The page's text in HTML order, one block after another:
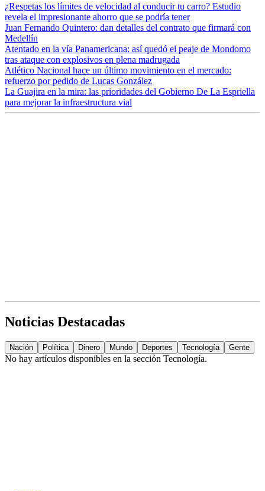
¿Respetas los límites de velocidad al conducir tu carro? Estudio
revela el impresionante ahorro que se podría tener
Juan Fernando Quintero: dan detalles del contrato que firmará con
Medellín
Atentado en la vía Panamericana: así quedó el peaje de Mondomo
tras ataque con explosivos en plena madrugada
Atlético Nacional hace un último movimiento en el mercado:
refuerzo por pedido de Lucas González
La Guajira en la mira: las prioridades del Gobierno De La Espriella
para mejorar la infraestructura vial
Noticias Destacadas
Nación Política Dinero Mundo Deportes Tecnología Gente
No hay artículos disponibles en la sección Tecnología.